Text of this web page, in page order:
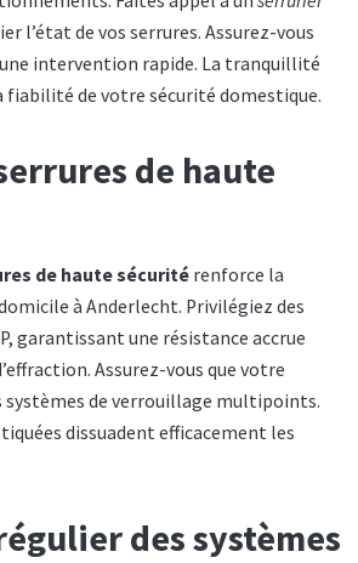
l’état de vos serrures. Assurez-vous
intervention rapide. La tranquillité
fiabilité de votre sécurité domestique.
de haute
de haute sécurité renforce la
à Anderlecht. Privilégiez des
garantissant une résistance accrue
Assurez-vous que votre
de verrouillage multipoints.
dissuadent efficacement les
des systèmes